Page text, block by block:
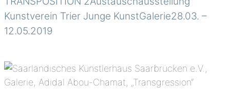
Kunstverein Trier Junge KunstGalerie28.03. –
12.05.2019